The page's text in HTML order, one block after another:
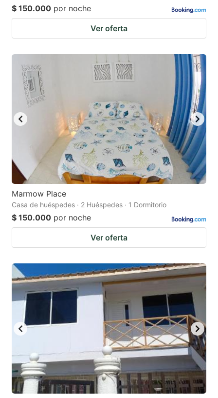
$ 150.000 por noche
Ver oferta
Marmow Place
Casa de huéspedes · 2 Huéspedes · 1 Dormitorio
$ 150.000 por noche
Ver oferta